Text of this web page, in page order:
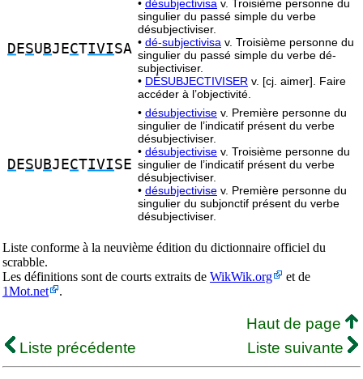
D ESU BJECTIVISA
• désubjectivisa v. Troisième personne du
singulier du passé simple du verbe
désubjectiviser.
• dé-subjectivisa v. Troisième personne du
singulier du passé simple du verbe dé-
subjectiviser.
• DÉSUBJECTIVISER v. [cj. aimer]. Faire
accéder à l’objectivité.
D ESU BJECTIVISE
• désubjectivise v. Première personne du
singulier de l’indicatif présent du verbe
désubjectiviser.
• désubjectivise v. Troisième personne du
singulier de l’indicatif présent du verbe
désubjectiviser.
• désubjectivise v. Première personne du
singulier du subjonctif présent du verbe
désubjectiviser.
Liste conforme à la neuvième édition du dictionnaire officiel du
scrabble.
Les définitions sont de courts extraits de WikWik.org
et de
1Mot.net
.
Haut de page
Liste précédente
Liste suivante